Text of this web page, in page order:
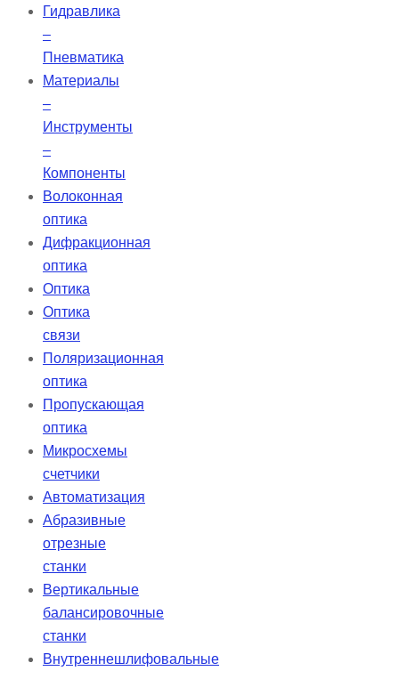
Гидравлика
–
Пневматика
Материалы
–
Инструменты
–
Компоненты
Волоконная
оптика
Дифракционная
оптика
Оптика
Оптика
связи
Поляризационная
оптика
Пропускающая
оптика
Микросхемы
счетчики
Автоматизация
Абразивные
отрезные
станки
Вертикальные
балансировочные
станки
Внутреннешлифовальные